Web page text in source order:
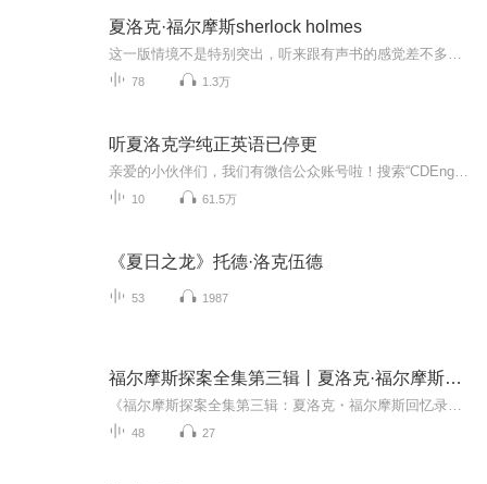
夏洛克·福尔摩斯sherlock holmes
78 1.3万
听夏洛克学纯正英语已停更
10 61.5万
《夏日之龙》托德·洛克伍德
53 1987
福尔摩斯探案全集第三辑丨夏洛克·福尔摩斯回忆录|华生视角|惊险刺激|推理|反转
48 27